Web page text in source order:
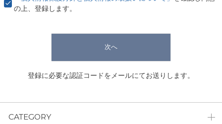
の上、登録します。
次へ
登録に必要な認証コードをメールにてお送りします。
CATEGORY